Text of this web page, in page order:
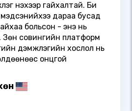
үнэхээр гайхалтай. Би
дараа бусад
больсон - энэ нь
Зөн совингийн платформ
дэмжлэгийн хослол нь
онцгой